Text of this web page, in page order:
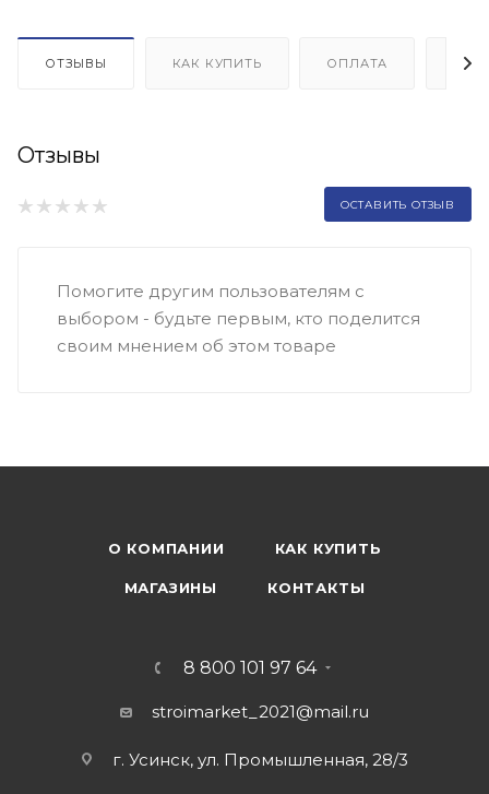
ОТЗЫВЫ КАК КУПИТЬ ОПЛАТА
Отзывы
ОСТАВИТЬ ОТЗЫВ
Помогите другим пользователям с
выбором - будьте первым, кто поделится
своим мнением об этом товаре
О КОМПАНИИ КАК КУПИТЬ
МАГАЗИНЫ КОНТАКТЫ
8 800 101 97 64
stroimarket_2021@mail.ru
г. Усинск, ул. Промышленная, 28/3